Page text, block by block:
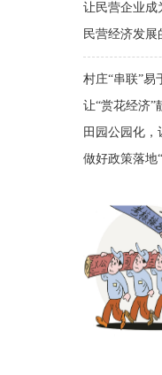
让民营企业成
民营经济发展
村庄“串联”易
让“赏花经济”
田园公园化，
做好政策落地